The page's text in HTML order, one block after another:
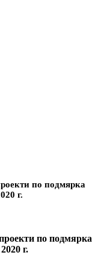
по подмярка
г.
по подмярка
г.